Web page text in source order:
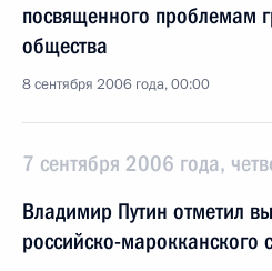
посвященного проблемам
общества
8 сентября 2006 года, 00:00
7 сентября 2006 года,
Владимир Путин отметил
российско-марокканского